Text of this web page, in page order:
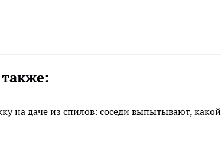
на даче из спилов: соседи выпытывают, какой